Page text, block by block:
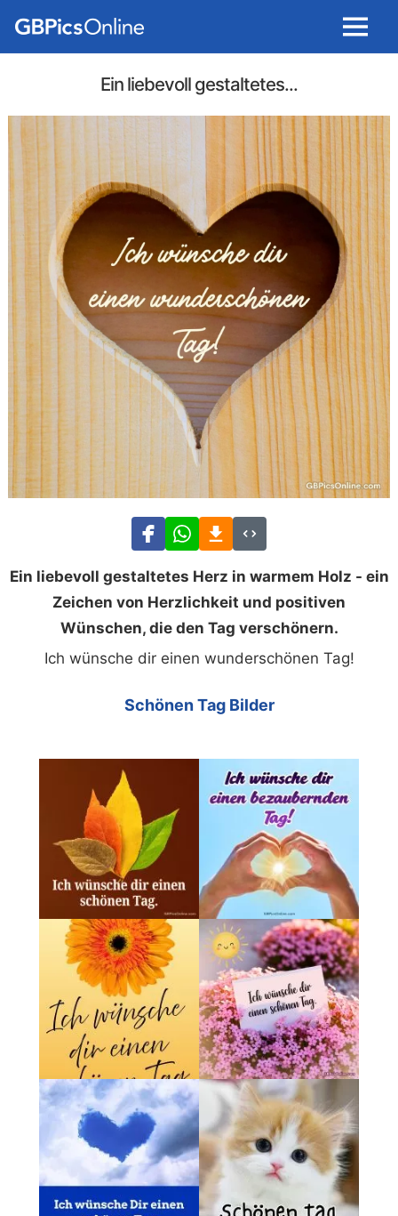
Menu
Ein liebevoll gestaltetes...
Ein liebevoll gestaltetes Herz in warmem Holz - ein
Zeichen von Herzlichkeit und positiven
Wünschen, die den Tag verschönern.
Ich wünsche dir einen wunderschönen Tag!
Schönen Tag Bilder